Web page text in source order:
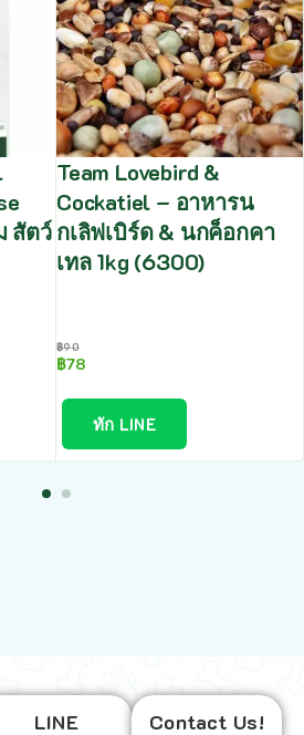
สัตว์
Team Lovebird &
Cockatiel – อาหารน
กเลิฟเบิร์ด & นกค็อกคา
เทล 1kg (6300)
฿90
฿78
ทัก LINE
LINE
Contact Us!